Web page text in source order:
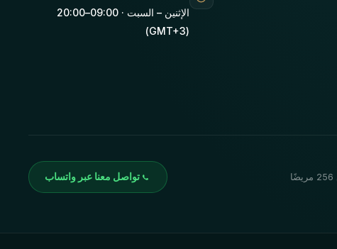
الإثنين – السبت · 09:00–20:00
(GMT+3)
تواصل معنا عبر واتساب